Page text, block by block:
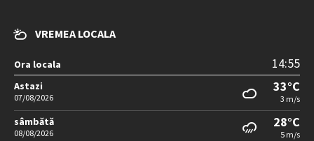
VREMEA LOCALA
Ora locala 14:55
Astazi
07/08/2026
33°C
3 m/s
sâmbătă
08/08/2026
28°C
5 m/s